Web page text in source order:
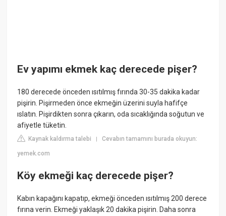
Ev yapımı ekmek kaç derecede pişer?
180 derecede önceden ısıtılmış fırında 30-35 dakika kadar
pişirin. Pişirmeden önce ekmeğin üzerini suyla hafifçe
ıslatın. Pişirdikten sonra çıkarın, oda sıcaklığında soğutun ve
afiyetle tüketin.
Kaynak kaldırma talebi |Cevabın tamamını burada okuyun:
yemek.com
Köy ekmeği kaç derecede pişer?
Kabın kapağını kapatıp, ekmeği önceden ısıtılmış 200 derece
fırına verin. Ekmeği yaklaşık 20 dakika pişirin. Daha sonra